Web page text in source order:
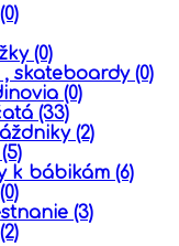
(0)
(0)
, skateboardy (0)
(0)
(33)
(2)
(5)
k bábikám (6)
(0)
(3)
(2)